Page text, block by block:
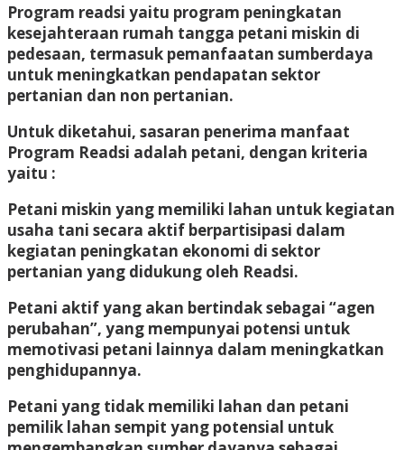
Program readsi yaitu program peningkatan
kesejahteraan rumah tangga petani miskin di
pedesaan, termasuk pemanfaatan sumberdaya
untuk meningkatkan pendapatan sektor
pertanian dan non pertanian.
Untuk diketahui, sasaran penerima manfaat
Program Readsi adalah petani, dengan kriteria
yaitu :
Petani miskin yang memiliki lahan untuk kegiatan
usaha tani secara aktif berpartisipasi dalam
kegiatan peningkatan ekonomi di sektor
pertanian yang didukung oleh Readsi.
Petani aktif yang akan bertindak sebagai “agen
perubahan”, yang mempunyai potensi untuk
memotivasi petani lainnya dalam meningkatkan
penghidupannya.
Petani yang tidak memiliki lahan dan petani
pemilik lahan sempit yang potensial untuk